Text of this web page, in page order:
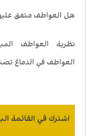
هل العواطف متفق عليها
نظرية العواطف
العواطف في الدماغ
اشترك في القائمة